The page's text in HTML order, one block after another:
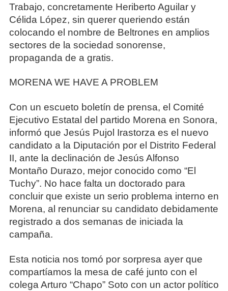
Trabajo, concretamente Heriberto Aguilar y
Célida López, sin querer queriendo están
colocando el nombre de Beltrones en amplios
sectores de la sociedad sonorense,
propaganda de a gratis.
MORENA WE HAVE A PROBLEM
Con un escueto boletín de prensa, el Comité
Ejecutivo Estatal del partido Morena en Sonora,
informó que Jesús Pujol Irastorza es el nuevo
candidato a la Diputación por el Distrito Federal
II, ante la declinación de Jesús Alfonso
Montaño Durazo, mejor conocido como “El
Tuchy”. No hace falta un doctorado para
concluir que existe un serio problema interno en
Morena, al renunciar su candidato debidamente
registrado a dos semanas de iniciada la
campaña.
Esta noticia nos tomó por sorpresa ayer que
compartíamos la mesa de café junto con el
colega Arturo “Chapo” Soto con un actor político